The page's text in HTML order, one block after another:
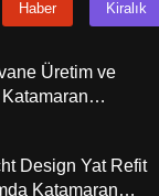
Haber Kiralık
Üretim ve
Design Yat Refit
Katamaran